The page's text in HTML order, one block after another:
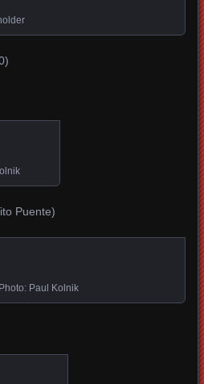
Puente)
Paul Kolnik